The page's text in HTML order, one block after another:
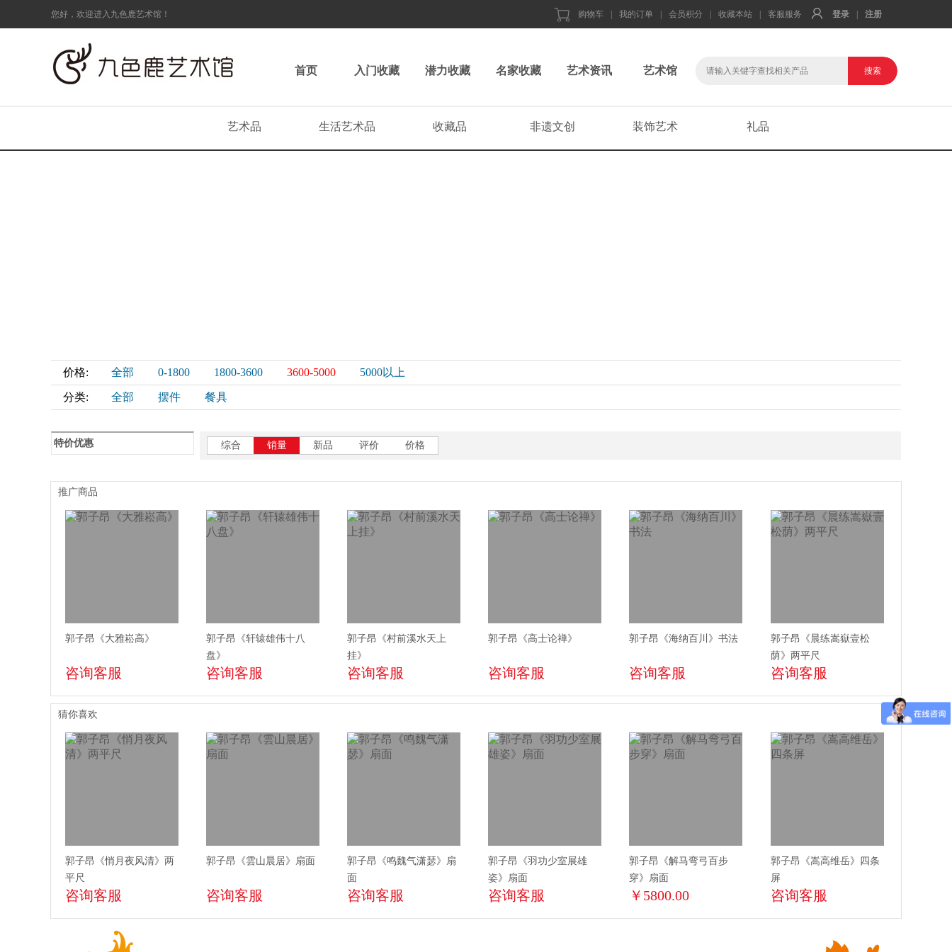
您好，欢迎进入九色鹿艺术馆！ 购物车 我的订单 会员积分 收藏本站 客服服务 登录 注册
首页 入门收藏 潜力收藏 名家收藏 艺术资讯 艺术馆
艺术品 生活艺术品 收藏品 非遗文创 装饰艺术 礼品
价格: 全部 0-1800 1800-3600 3600-5000 5000以上
分类: 全部 摆件 餐具
特价优惠 综合 销量 新品 评价 价格
推广商品
郭子昂《大雅崧高》
咨询客服
郭子昂《轩辕雄伟十八
盘》
咨询客服
郭子昂《村前溪水天上
挂》
咨询客服
郭子昂《高士论禅》
咨询客服
郭子昂《海纳百川》书法
咨询客服
郭子昂《晨练嵩嶽壹松
荫》两平尺
咨询客服
猜你喜欢
郭子昂《悄月夜风清》两
平尺
咨询客服
郭子昂《雲山晨居》扇面
咨询客服
郭子昂《鸣魏气潇瑟》扇
面
咨询客服
郭子昂《羽功少室展雄
姿》扇面
咨询客服
郭子昂《解马弯弓百步
穿》扇面
￥5800.00
郭子昂《嵩高维岳》四条
屏
咨询客服